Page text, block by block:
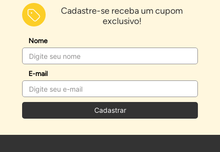
Cadastre-se receba um cupom
exclusivo!
Nome
E-mail
Cadastrar